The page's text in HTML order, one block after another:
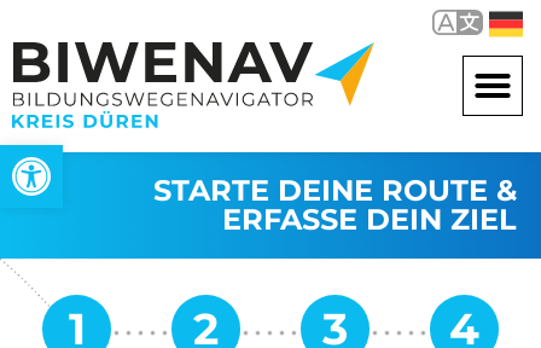
Werkzeugleiste öffnen
STARTE DEINE ROUTE &
ERFASSE DEIN ZIEL